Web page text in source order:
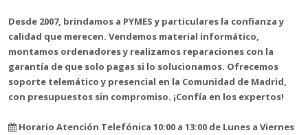
Desde 2007, brindamos a PYMES y particulares la confianza y
calidad que merecen. Vendemos material informático,
montamos ordenadores y realizamos reparaciones con la
garantía de que solo pagas si lo solucionamos. Ofrecemos
soporte telemático y presencial en la Comunidad de Madrid,
con presupuestos sin compromiso. ¡Confía en los expertos!
Horario Atención Telefónica 10:00 a 13:00 de Lunes a Viernes